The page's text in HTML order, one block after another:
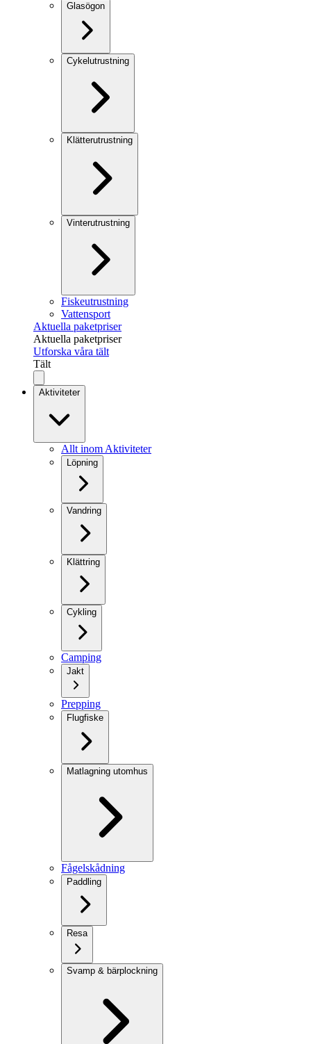
Glasögon
Cykelutrustning
Klätterutrustning
Vinterutrustning
Fiskeutrustning
Vattensport
Aktuella paketpriser
Aktuella paketpriser
Utforska våra tält
Tält
Aktiviteter
Allt inom Aktiviteter
Löpning
Vandring
Klättring
Cykling
Camping
Jakt
Prepping
Flugfiske
Matlagning utomhus
Fågelskådning
Paddling
Resa
Svamp & bärplockning